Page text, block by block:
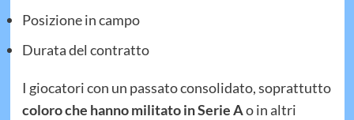
Posizione in campo
Durata del contratto
I giocatori con un passato consolidato, soprattutto
coloro che hanno militato in Serie Ao in altri